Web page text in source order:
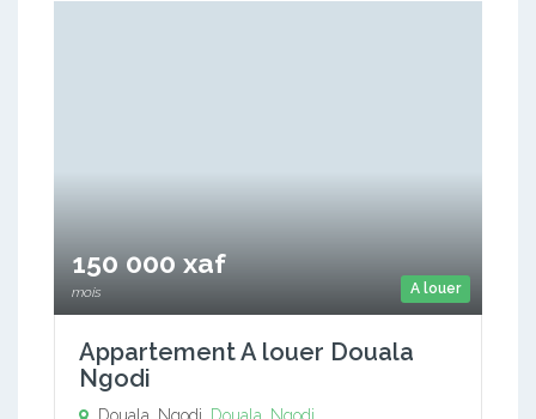
A louer
150 000 xaf
mois
Appartement A louer Douala
Ngodi